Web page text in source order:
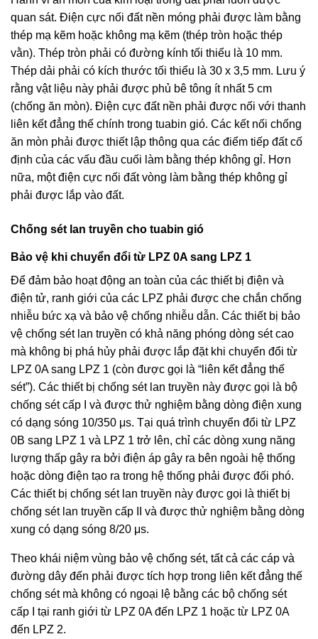
quan sát. Điện cực nối đất nền móng phải được làm bằng
thép mạ kẽm hoặc không mạ kẽm (thép tròn hoặc thép
vằn). Thép tròn phải có đường kính tối thiểu là 10 mm.
Thép dải phải có kích thước tối thiểu là 30 x 3,5 mm. Lưu ý
rằng vật liệu này phải được phủ bê tông ít nhất 5 cm
(chống ăn mòn). Điện cực đất nền phải được nối với thanh
liên kết đẳng thế chính trong tuabin gió. Các kết nối chống
ăn mòn phải được thiết lập thông qua các điểm tiếp đất cố
định của các vấu đầu cuối làm bằng thép không gỉ. Hơn
nữa, một điện cực nối đất vòng làm bằng thép không gỉ
phải được lắp vào đất.
Chống sét lan truyền cho tuabin gió
Bảo vệ khi chuyển đổi từ LPZ 0A sang LPZ 1
Để đảm bảo hoạt động an toàn của các thiết bị điện và
điện tử, ranh giới của các LPZ phải được che chắn chống
nhiễu bức xạ và bảo vệ chống nhiễu dẫn. Các thiết bị bảo
vệ chống sét lan truyền có khả năng phóng dòng sét cao
mà không bị phá hủy phải được lắp đặt khi chuyển đổi từ
LPZ 0A sang LPZ 1 (còn được gọi là “liên kết đẳng thế
sét”). Các thiết bị chống sét lan truyền này được gọi là bộ
chống sét cấp I và được thử nghiệm bằng dòng điện xung
có dạng sóng 10/350 μs. Tại quá trình chuyển đổi từ LPZ
0B sang LPZ 1 và LPZ 1 trở lên, chỉ các dòng xung năng
lượng thấp gây ra bởi điện áp gây ra bên ngoài hệ thống
hoặc dòng điện tạo ra trong hệ thống phải được đối phó.
Các thiết bị chống sét lan truyền này được gọi là thiết bị
chống sét lan truyền cấp II và được thử nghiệm bằng dòng
xung có dạng sóng 8/20 μs.
Theo khái niệm vùng bảo vệ chống sét, tất cả các cáp và
đường dây đến phải được tích hợp trong liên kết đẳng thế
chống sét mà không có ngoại lệ bằng các bộ chống sét
cấp I tại ranh giới từ LPZ 0A đến LPZ 1 hoặc từ LPZ 0A
đến LPZ 2.